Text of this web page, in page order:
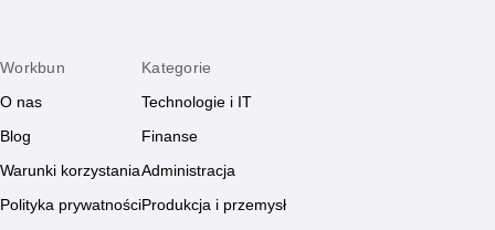
Workbun
O nas
Blog
Warunki korzystania
Polityka prywatności
Kategorie
Technologie i IT
Finanse
Administracja
Produkcja i przemysł